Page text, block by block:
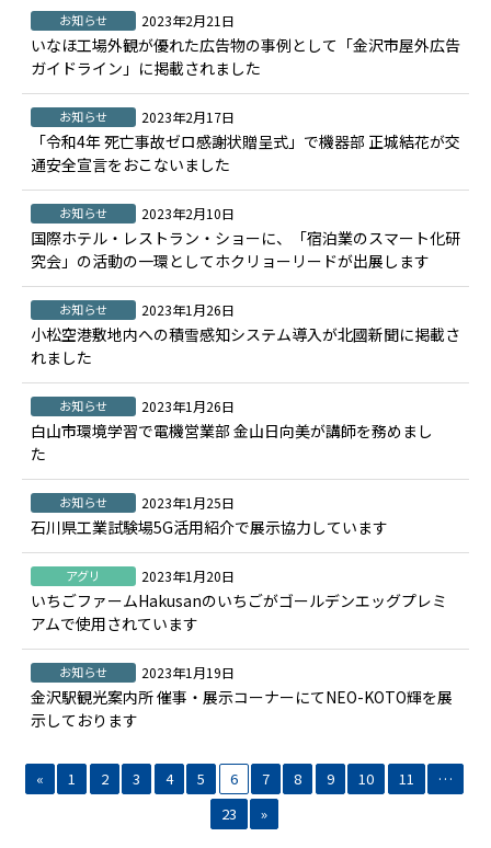
2023年2月21日
お知らせ
いなほ工場外観が優れた広告物の事例として「金沢市屋外広告
ガイドライン」に掲載されました
2023年2月17日
お知らせ
「令和4年 死亡事故ゼロ感謝状贈呈式」で機器部 正城結花が交
通安全宣言をおこないました
2023年2月10日
お知らせ
国際ホテル・レストラン・ショーに、「宿泊業のスマート化研
究会」の活動の一環としてホクリョーリードが出展します
2023年1月26日
お知らせ
小松空港敷地内への積雪感知システム導入が北國新聞に掲載さ
れました
2023年1月26日
お知らせ
白山市環境学習で電機営業部 金山日向美が講師を務めまし
た
2023年1月25日
お知らせ
石川県工業試験場5G活用紹介で展示協力しています
2023年1月20日
アグリ
いちごファームHakusanのいちごがゴールデンエッグプレミ
アムで使用されています
2023年1月19日
お知らせ
金沢駅観光案内所 催事・展示コーナーにてNEO-KOTO輝を展
示しております
« 1 2 3 4 5 6 7 8 9 10 11
…
23
»